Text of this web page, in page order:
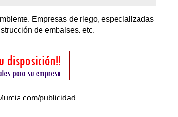
Empresas de riego, especializadas
de embalses, etc.
publicidad